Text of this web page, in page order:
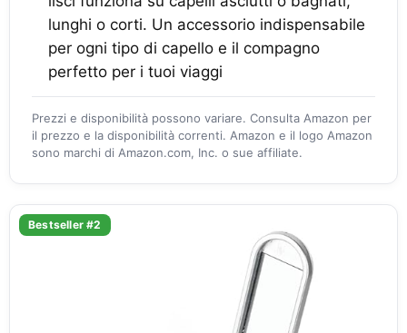
lunghi o corti. Un accessorio indispensabile
per ogni tipo di capello e il compagno
perfetto per i tuoi viaggi
Prezzi e disponibilità possono variare. Consulta Amazon per
il prezzo e la disponibilità correnti. Amazon e il logo Amazon
sono marchi di Amazon.com, Inc. o sue affiliate.
Bestseller #2